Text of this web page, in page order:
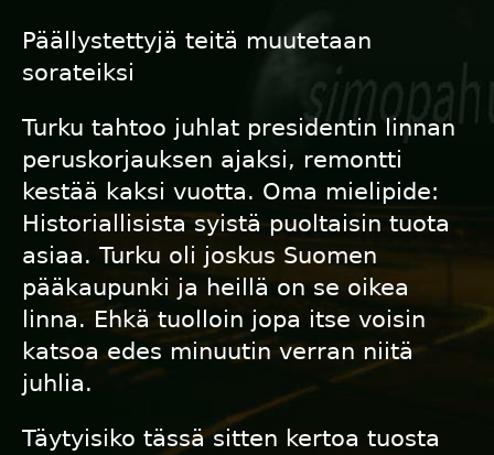
Päällystettyjä teitä muutetaan
sorateiksi
Turku tahtoo juhlat presidentin linnan
peruskorjauksen ajaksi, remontti
kestää kaksi vuotta. Oma mielipide:
Historiallisista syistä puoltaisin tuota
asiaa. Turku oli joskus Suomen
pääkaupunki ja heillä on se oikea
linna. Ehkä tuolloin jopa itse voisin
katsoa edes minuutin verran niitä
juhlia.
Täytyisiko tässä sitten kertoa tuosta